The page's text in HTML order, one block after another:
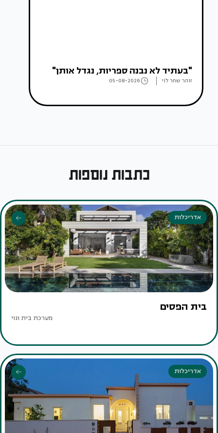
"בעתיד לא נבנה ספריות, נגדל אותן"
זוהר שחר לוי 05-08-2026
כתבות נוספות
אדריכלות
בית הפסים
מערכת בית ונוי
אדריכלות